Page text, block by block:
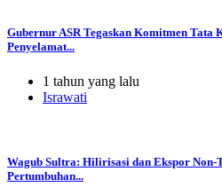
Gubernur ASR Tegaskan Komitmen Tata
Penyelamat...
1 tahun yang lalu
Israwati
Wagub Sultra: Hilirisasi dan Ekspor Non-
Pertumbuhan...